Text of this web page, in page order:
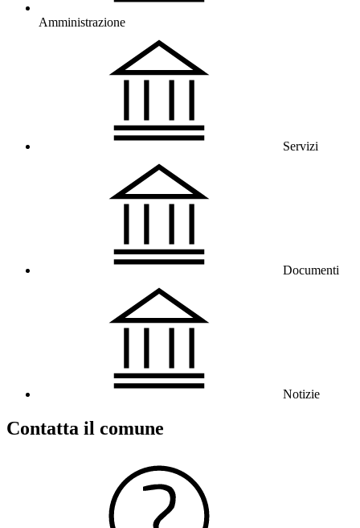
Amministrazione
Servizi
Documenti
Notizie
Contatta il comune